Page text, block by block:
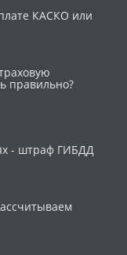
КАСКО или
правильно?
- штраф ГИБДД